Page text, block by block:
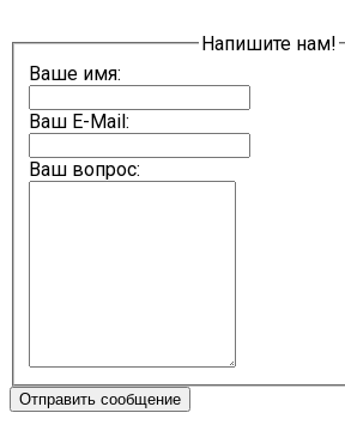
Напишите нам!
Ваше имя:
Ваш E-Mail:
Ваш вопрос:
Отправить сообщение